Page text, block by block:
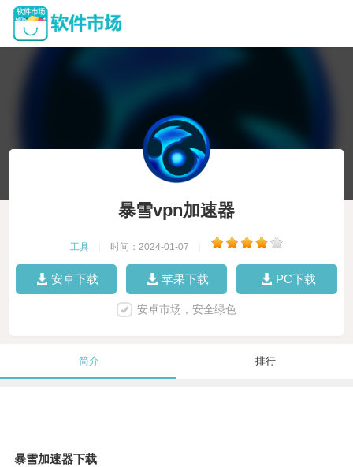
暴雪vpn加速器
工具 时间：2024-01-07
安卓下载 苹果下载 PC下载
安卓市场，安全绿色
简介 排行
暴雪加速器下载